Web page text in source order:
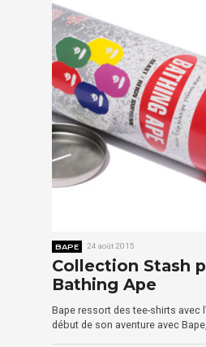
BAPE 24 août 2015
Collection Stash
Bathing Ape
Bape ressort des tee-shirts avec
début de son aventure avec